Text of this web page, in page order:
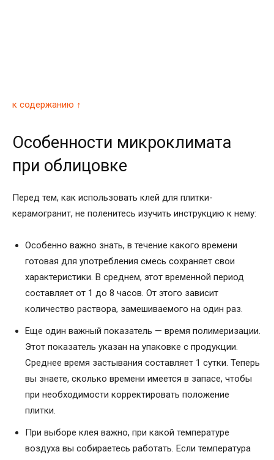
к содержанию ↑
Особенности микроклимата
при облицовке
Перед тем, как использовать клей для плитки-
керамогранит, не поленитесь изучить инструкцию к нему:
Особенно важно знать, в течение какого времени
готовая для употребления смесь сохраняет свои
характеристики. В среднем, этот временной период
составляет от 1 до 8 часов. От этого зависит
количество раствора, замешиваемого на один раз.
Еще один важный показатель — время полимеризации.
Этот показатель указан на упаковке с продукции.
Среднее время застывания составляет 1 сутки. Теперь
вы знаете, сколько времени имеется в запасе, чтобы
при необходимости корректировать положение
плитки.
При выборе клея важно, при какой температуре
воздуха вы собираетесь работать. Если температура